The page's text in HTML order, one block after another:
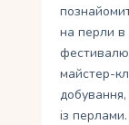
на перли в
фестивалю
майстер-
із перлами.